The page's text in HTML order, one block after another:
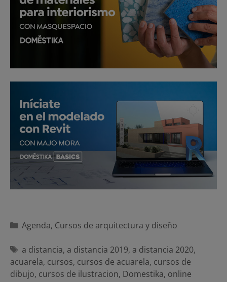
Categorías
Agenda, Cursos de arquitectura y diseño
Etiquetas
a distancia, a distancia 2019, a distancia 2020,
acuarela, cursos, cursos de acuarela, cursos de
dibujo, cursos de ilustracion, Domestika, online